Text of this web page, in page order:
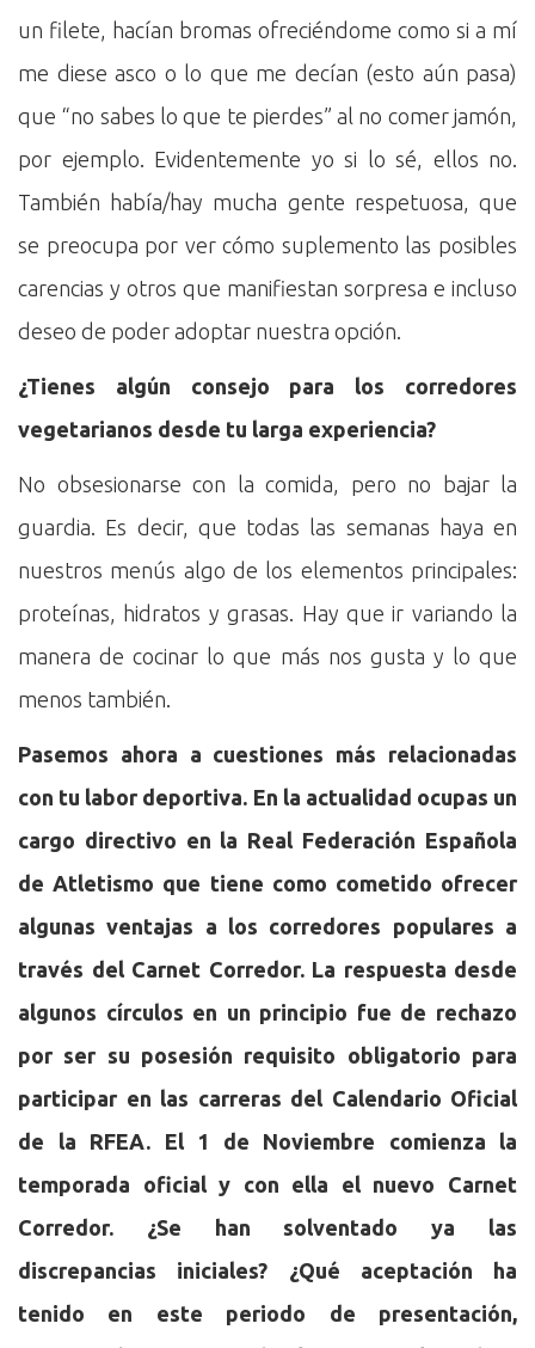
un filete, hacían bromas ofreciéndome como si a mí
me diese asco o lo que me decían (esto aún pasa)
que “no sabes lo que te pierdes” al no comer jamón,
por ejemplo. Evidentemente yo si lo sé, ellos no.
También había/hay mucha gente respetuosa, que
se preocupa por ver cómo suplemento las posibles
carencias y otros que manifiestan sorpresa e incluso
deseo de poder adoptar nuestra opción.
¿Tienes algún consejo para los corredores
vegetarianos desde tu larga experiencia?
No obsesionarse con la comida, pero no bajar la
guardia. Es decir, que todas las semanas haya en
nuestros menús algo de los elementos principales:
proteínas, hidratos y grasas. Hay que ir variando la
manera de cocinar lo que más nos gusta y lo que
menos también.
Pasemos ahora a cuestiones más relacionadas
con tu labor deportiva. En la actualidad ocupas un
cargo directivo en la Real Federación Española
de Atletismo que tiene como cometido ofrecer
algunas ventajas a los corredores populares a
través del Carnet Corredor. La respuesta desde
algunos círculos en un principio fue de rechazo
por ser su posesión requisito obligatorio para
participar en las carreras del Calendario Oficial
de la RFEA. El 1 de Noviembre comienza la
temporada oficial y con ella el nuevo Carnet
Corredor. ¿Se han solventado ya las
discrepancias iniciales? ¿Qué aceptación ha
tenido en este periodo de presentación,